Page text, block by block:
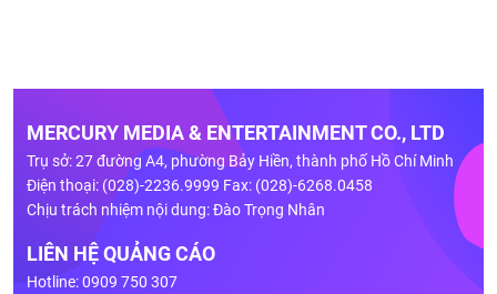
MERCURY MEDIA & ENTERTAINMENT CO., LTD
Trụ sở: 27 đường A4, phường Bảy Hiền, thành phố Hồ Chí Minh
Điện thoại: (028)-2236.9999 Fax: (028)-6268.0458
Chịu trách nhiệm nội dung: Đào Trọng Nhân
LIÊN HỆ QUẢNG CÁO
Hotline: 0909 750 307